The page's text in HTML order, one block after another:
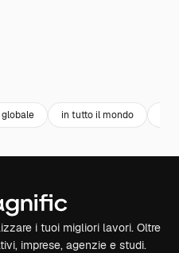
globale in tutto il mondo
i tuoi migliori lavori. Oltre
imprese, agenzie e studi.